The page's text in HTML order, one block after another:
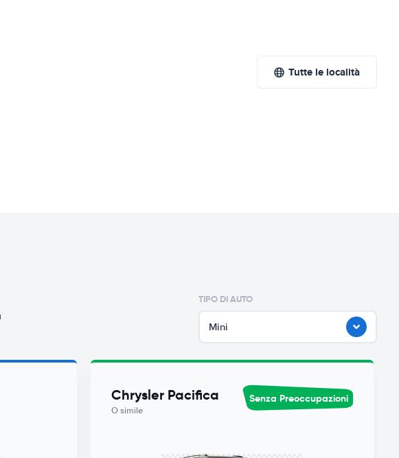
Tutte le località
TIPO DI AUTO
Mini
Chrysler Pacifica
O simile
Senza Preoccupazioni